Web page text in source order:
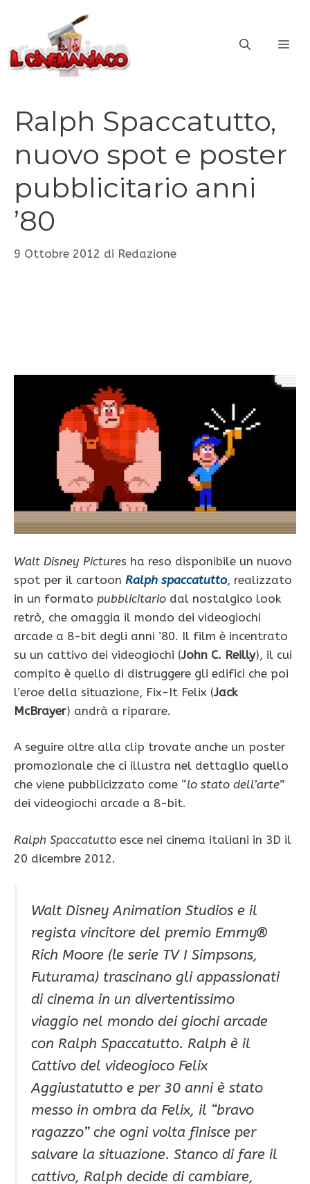
contenuto
Ralph Spaccatutto,
nuovo spot e poster
pubblicitario anni
’80
9 Ottobre 2012 di Redazione
Walt Disney Pictures ha reso disponibile un nuovo
spot per il cartoon Ralph spaccatutto, realizzato
in un formato pubblicitario dal nostalgico look
retrò, che omaggia il mondo dei videogiochi
arcade a 8-bit degli anni ’80. Il film è incentrato
su un cattivo dei videogiochi (John C. Reilly), il cui
compito è quello di distruggere gli edifici che poi
l’eroe della situazione, Fix-It Felix (Jack
McBrayer) andrà a riparare.
A seguire oltre alla clip trovate anche un poster
promozionale che ci illustra nel dettaglio quello
che viene pubblicizzato come “lo stato dell’arte”
dei videogiochi arcade a 8-bit.
Ralph Spaccatutto esce nei cinema italiani in 3D il
20 dicembre 2012.
Walt Disney Animation Studios e il
regista vincitore del premio Emmy®
Rich Moore (le serie TV I Simpsons,
Futurama) trascinano gli appassionati
di cinema in un divertentissimo
viaggio nel mondo dei giochi arcade
con Ralph Spaccatutto. Ralph è il
Cattivo del videogioco Felix
Aggiustatutto e per 30 anni è stato
messo in ombra da Felix, il “bravo
ragazzo” che ogni volta finisce per
salvare la situazione. Stanco di fare il
cattivo, Ralph decide di cambiare,